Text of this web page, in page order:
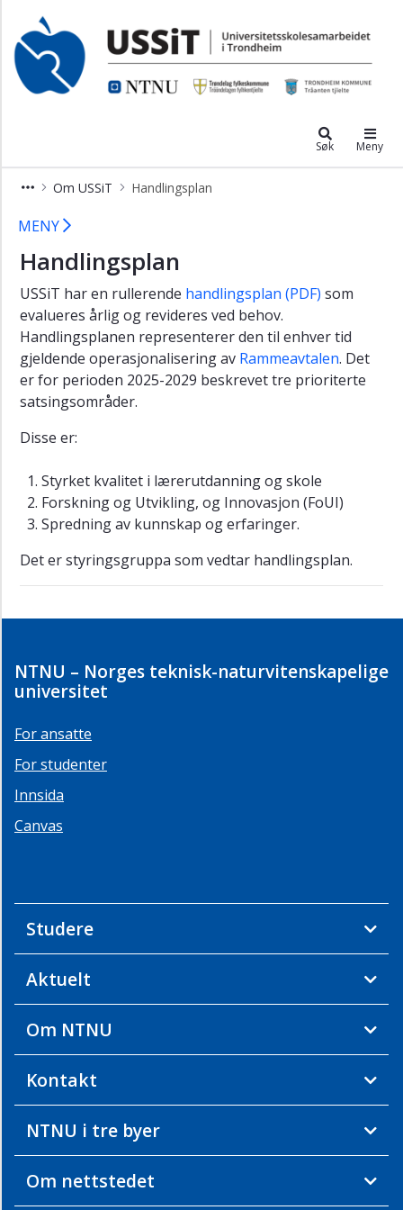
NTNU universitetsskole
Søk Meny
Om USSiT Handlingsplan
Handlingsplan – Universitetsskolene
×
Om
USSiT
Organisering
MENY
Handlingsplan
USSiT har en rullerende handlingsplan (PDF) som
evalueres årlig og revideres ved behov.
Handlingsplanen representerer den til enhver tid
gjeldende operasjonalisering av Rammeavtalen. Det
er for perioden 2025-2029 beskrevet tre prioriterte
satsingsområder.
Disse er:
Styrket kvalitet i lærerutdanning og skole
Forskning og Utvikling, og Innovasjon (FoUI)
Spredning av kunnskap og erfaringer.
Det er styringsgruppa som vedtar handlingsplan.
NTNU – Norges teknisk-naturvitenskapelige
universitet
For ansatte
For studenter
Innsida
Canvas
Studere
Aktuelt
Om NTNU
Kontakt
NTNU i tre byer
Om nettstedet